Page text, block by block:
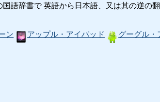
国語辞書で 英語から日本語、又は其の逆の
ン アップル・アイパッド グーグル・